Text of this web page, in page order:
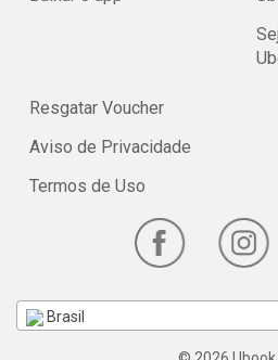
Resgatar Voucher
Aviso de Privacidade
Termos de Uso
Brasil